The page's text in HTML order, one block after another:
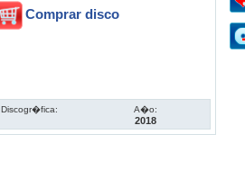
Comprar disco
Discogr�fica: A�o:
2018